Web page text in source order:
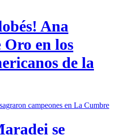
Ana
Oro en los
de la
se